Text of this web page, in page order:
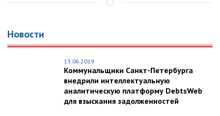
Новости
13.06.2019
Коммунальщики Санкт-Петербурга
внедрили интеллектуальную
аналитическую платформу DebtsWeb
для взыскания задолженностей